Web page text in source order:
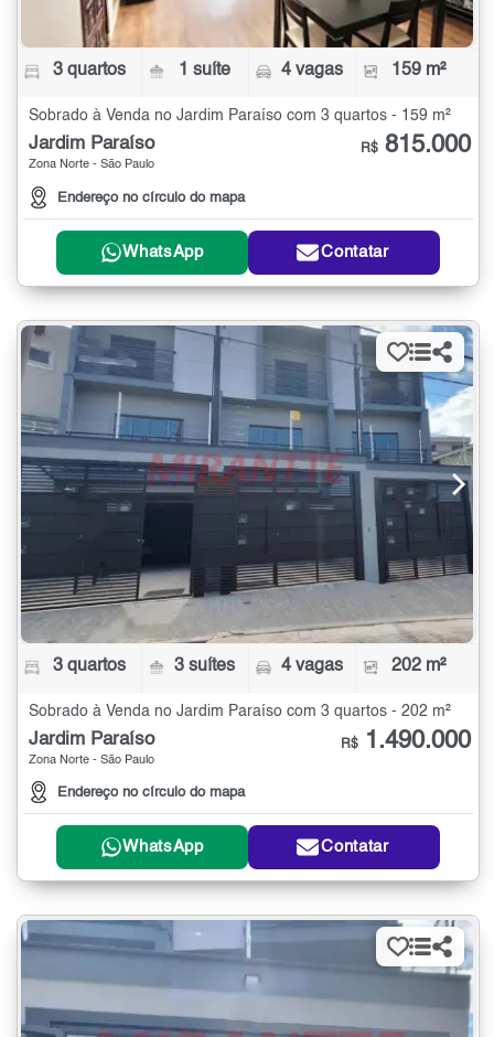
3 quartos 1 suíte 4 vagas 159 m²
Sobrado à Venda no Jardim Paraíso com 3 quartos - 159 m²
Jardim Paraíso
Zona Norte - São Paulo
Endereço no círculo do mapa
R$ 815.000
WhatsApp Contatar
3 quartos 3 suítes 4 vagas 202 m²
Sobrado à Venda no Jardim Paraíso com 3 quartos - 202 m²
Jardim Paraíso
Zona Norte - São Paulo
Endereço no círculo do mapa
R$ 1.490.000
WhatsApp Contatar